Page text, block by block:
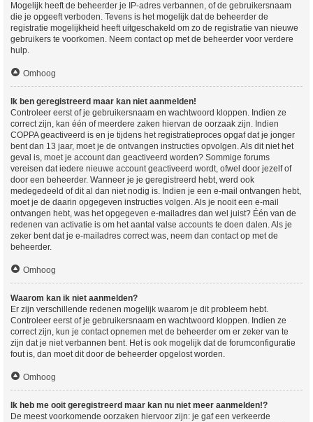
Mogelijk heeft de beheerder je IP-adres verbannen, of de gebruikersnaam
die je opgeeft verboden. Tevens is het mogelijk dat de beheerder de
registratie mogelijkheid heeft uitgeschakeld om zo de registratie van nieuwe
gebruikers te voorkomen. Neem contact op met de beheerder voor verdere
hulp.
Omhoog
Ik ben geregistreerd maar kan niet aanmelden!
Controleer eerst of je gebruikersnaam en wachtwoord kloppen. Indien ze
correct zijn, kan één of meerdere zaken hiervan de oorzaak zijn. Indien
COPPA geactiveerd is en je tijdens het registratieproces opgaf dat je jonger
bent dan 13 jaar, moet je de ontvangen instructies opvolgen. Als dit niet het
geval is, moet je account dan geactiveerd worden? Sommige forums
vereisen dat iedere nieuwe account geactiveerd wordt, ofwel door jezelf of
door een beheerder. Wanneer je je geregistreerd hebt, werd ook
medegedeeld of dit al dan niet nodig is. Indien je een e-mail ontvangen hebt,
moet je de daarin opgegeven instructies volgen. Als je nooit een e-mail
ontvangen hebt, was het opgegeven e-mailadres dan wel juist? Één van de
redenen van activatie is om het aantal valse accounts te doen dalen. Als je
zeker bent dat je e-mailadres correct was, neem dan contact op met de
beheerder.
Omhoog
Waarom kan ik niet aanmelden?
Er zijn verschillende redenen mogelijk waarom je dit probleem hebt.
Controleer eerst of je gebruikersnaam en wachtwoord kloppen. Indien ze
correct zijn, kun je contact opnemen met de beheerder om er zeker van te
zijn dat je niet verbannen bent. Het is ook mogelijk dat de forumconfiguratie
fout is, dan moet dit door de beheerder opgelost worden.
Omhoog
Ik heb me ooit geregistreerd maar kan nu niet meer aanmelden!?
De meest voorkomende oorzaken hiervoor zijn: je gaf een verkeerde